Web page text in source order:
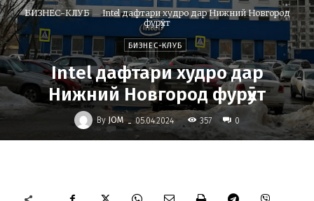
БИЗНЕС-КЛУБ
Intel дафтари худро дар Нижний Новгород
фурӯхт
БИЗНЕС-КЛУБ
Intel дафтари худро дар
Нижний Новгород фурӯхт
By JOM - 05.04.2024 357 0